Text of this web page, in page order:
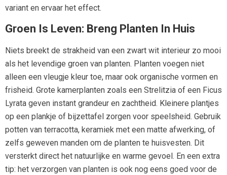
variant en ervaar het effect.
Groen Is Leven: Breng Planten In Huis
Niets breekt de strakheid van een zwart wit interieur zo mooi
als het levendige groen van planten. Planten voegen niet
alleen een vleugje kleur toe, maar ook organische vormen en
frisheid. Grote kamerplanten zoals een Strelitzia of een Ficus
Lyrata geven instant grandeur en zachtheid. Kleinere plantjes
op een plankje of bijzettafel zorgen voor speelsheid. Gebruik
potten van terracotta, keramiek met een matte afwerking, of
zelfs geweven manden om de planten te huisvesten. Dit
versterkt direct het natuurlijke en warme gevoel. En een extra
tip: het verzorgen van planten is ook nog eens goed voor de